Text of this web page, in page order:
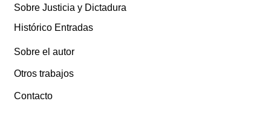
Sobre Justicia y Dictadura
Histórico Entradas
Sobre el autor
Otros trabajos
Contacto